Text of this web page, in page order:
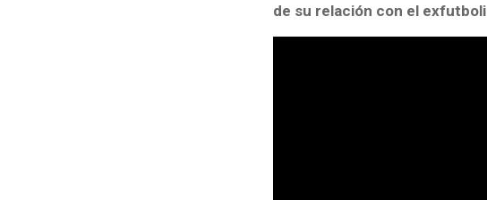
de su relación con el